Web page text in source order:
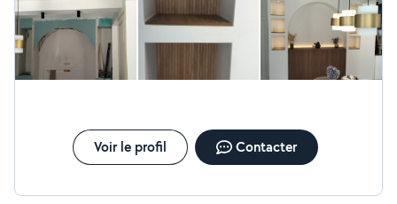
Voir le profil Contacter